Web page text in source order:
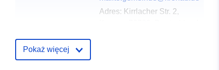
Adres: Kirrlacher Str. 2,
Zapis katalogu:
Pokaż więcej